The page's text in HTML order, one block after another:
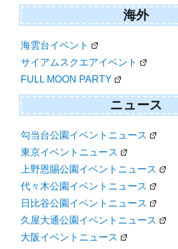
海外
海雲台イベント
サイアムスクエアイベント
FULL MOON PARTY
ニュース
勾当台公園イベントニュース
東京イベントニュース
上野恩賜公園イベントニュース
代々木公園イベントニュース
日比谷公園イベントニュース
久屋大通公園イベントニュース
大阪イベントニュース